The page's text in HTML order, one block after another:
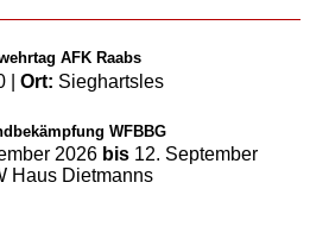
AFK Raabs
Ort: Sieghartsles
WFBBG
2026 bis 12. September
Haus Dietmanns